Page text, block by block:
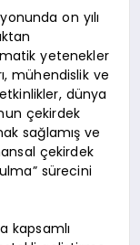
on yılı
yetenekler
mühendislik ve
dünya
çekirdek
sağlamış ve
çekirdek
sürecini
kapsamlı